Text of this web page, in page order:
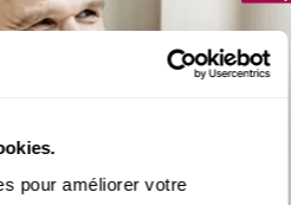
pour améliorer votre